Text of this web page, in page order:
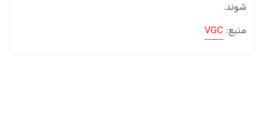
شوند.
منبع: VGC